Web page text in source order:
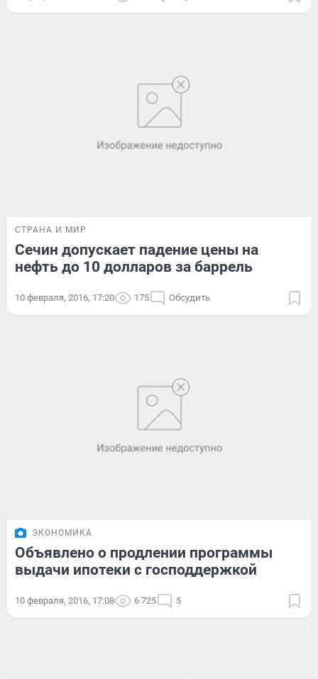
СТРАНА И МИР
Сечин допускает падение цены на
нефть до 10 долларов за баррель
10 февраля, 2016, 17:20 175 Обсудить
ЭКОНОМИКА
Объявлено о продлении программы
выдачи ипотеки с господдержкой
10 февраля, 2016, 17:08 6 725 5